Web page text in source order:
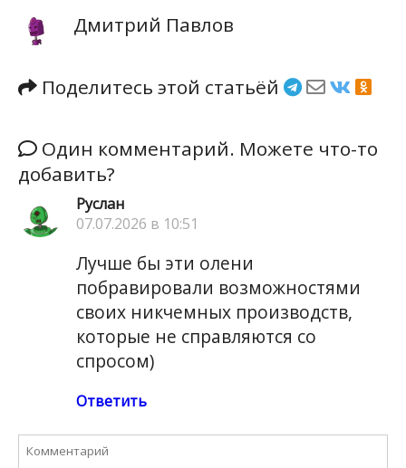
Дмитрий Павлов
Поделитесь этой статьёй
Один комментарий. Можете что-то
добавить?
Руслан
07.07.2026 в 10:51
Лучше бы эти олени
побравировали возможностями
своих никчемных производств,
которые не справляются со
спросом)
Ответить